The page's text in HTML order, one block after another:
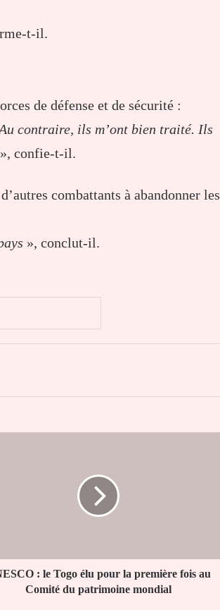
t-il.
de défense et de sécurité :
contraire, ils m’ont bien traité. Ils
», confie-t-il.
combattants à abandonner les
», conclut-il.
: le Togo élu pour la première fois au
Comité du patrimoine mondial